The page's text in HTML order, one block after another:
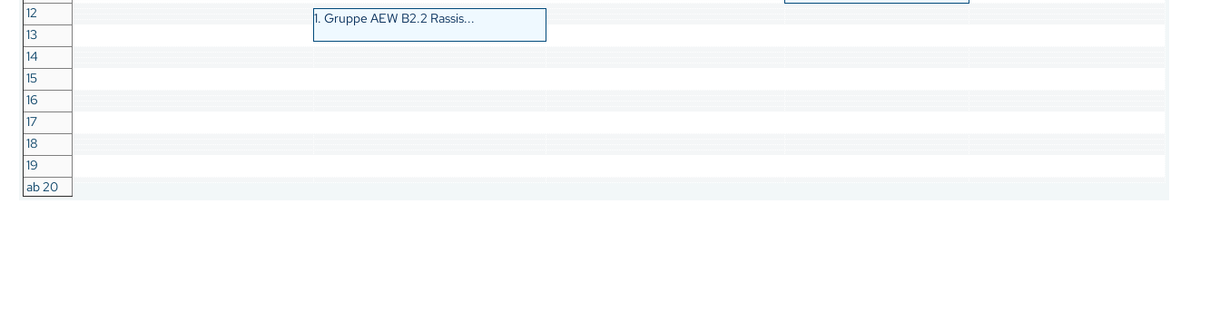
12
1. Gruppe AEW B2.2 Rassis...
13
14
15
16
17
18
19
ab 20